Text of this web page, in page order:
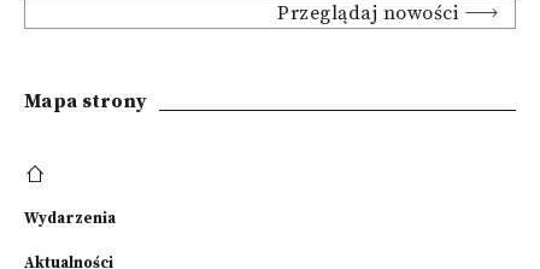
Przeglądaj nowości
Mapa strony
Wydarzenia
Aktualności